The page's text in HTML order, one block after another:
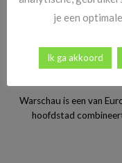
Stedentrip
Warschau is een van
hoofdstad
je een
Ik ga akkoord